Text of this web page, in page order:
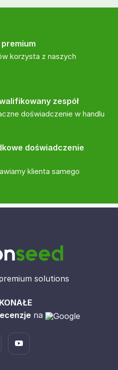
korzysta z naszych
zespół
doświadczenie w handlu
doświadczenie
klienta samego
solutions
na